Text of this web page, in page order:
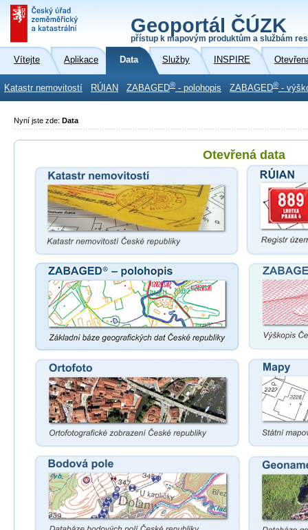
Geoportál ČÚZK
přístup k mapovým produktům a službám
Vítejte Aplikace Data Služby INSPIRE
Katastr nemovitostí RÚIAN ZABAGED® - polohopis ZABAGED® -
Nyní jste zde: Data
Otevřená data